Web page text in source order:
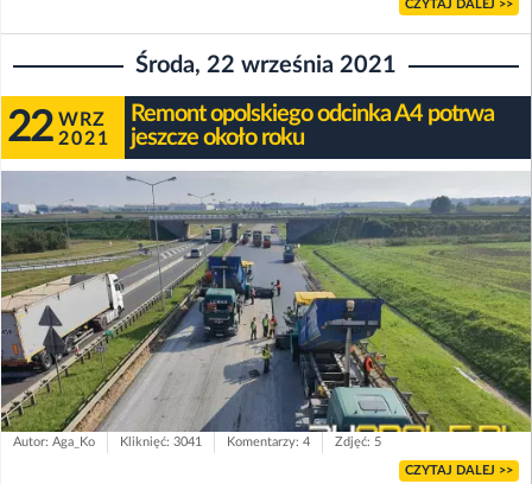
CZYTAJ DALEJ >>
Środa, 22 września 2021
22 WRZ
2021
Remont opolskiego odcinka A4 potrwa
jeszcze około roku
Autor: Aga_Ko Kliknięć: 3041 Komentarzy: 4 Zdjęć: 5
CZYTAJ DALEJ >>